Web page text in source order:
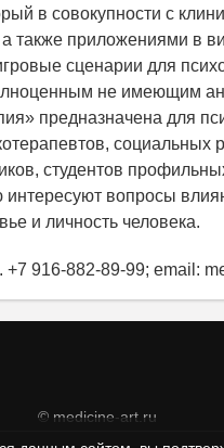
в совокупности с
а также приложениями в
сценарии для
не имеющим
предназначена для
социальных
студентов
интересуют вопросы
и личность человека.
916-882-89-99; email:
© medicine-art.ru